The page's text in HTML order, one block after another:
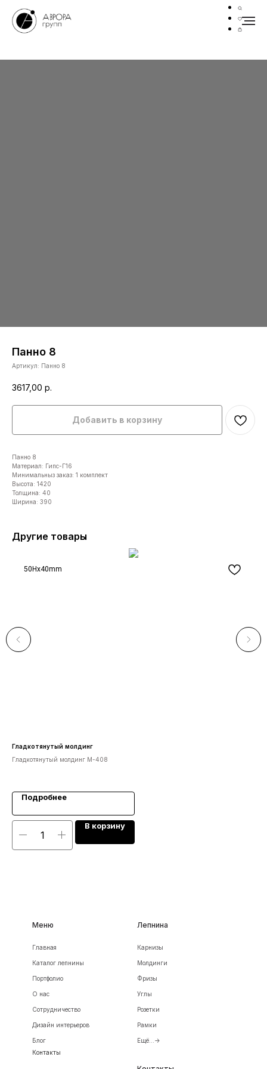
Панно 8
Артикул: Панно 8
3617,00 р.
Добавить в корзину
Панно 8
Материал: Гипс-Г16
Минимальныз заказ: 1 комплект
Высота: 1420
Толщина: 40
Ширина: 390
Другие товары
50Нх40mm
Гладкотянутый молдинг
Гладкотянутый молдинг М-408
Подробнее
В корзину
Меню
Главная
О нас
Каталог лепнины
Портфолио
Сотрудничество
Дизайн интерьеров
Блог
Контакты
Лепнина
Карнизы
Молдинги
Фризы
Углы
Розетки
Рамки
Ещё...->